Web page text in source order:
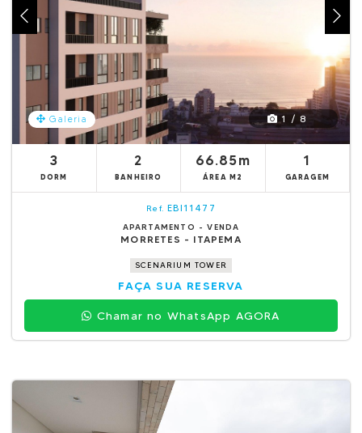
Galeria 1 / 8
3
DORM
2
BANHEIRO
66.85m
ÁREA M2
1
GARAGEM
Ref. EBI11477
APARTAMENTO - VENDA
MORRETES - ITAPEMA
SCENARIUM TOWER
FAÇA SUA RESERVA
Chamar no WhatsApp AGORA